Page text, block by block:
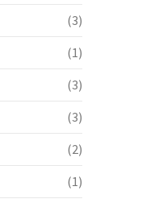
(3)
(1)
(3)
(3)
(2)
(1)